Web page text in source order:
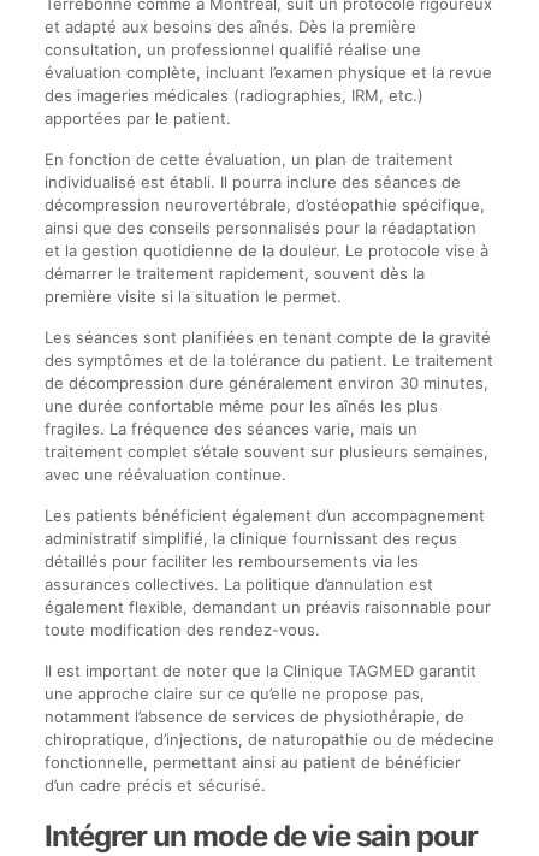
et adapté aux besoins des aînés. Dès la première
consultation, un professionnel qualifié réalise une
évaluation complète, incluant l’examen physique et la revue
des imageries médicales (radiographies, IRM, etc.)
apportées par le patient.
En fonction de cette évaluation, un plan de traitement
individualisé est établi. Il pourra inclure des séances de
décompression neurovertébrale, d’ostéopathie spécifique,
ainsi que des conseils personnalisés pour la réadaptation
et la gestion quotidienne de la douleur. Le protocole vise à
démarrer le traitement rapidement, souvent dès la
première visite si la situation le permet.
Les séances sont planifiées en tenant compte de la gravité
des symptômes et de la tolérance du patient. Le traitement
de décompression dure généralement environ 30 minutes,
une durée confortable même pour les aînés les plus
fragiles. La fréquence des séances varie, mais un
traitement complet s’étale souvent sur plusieurs semaines,
avec une réévaluation continue.
Les patients bénéficient également d’un accompagnement
administratif simplifié, la clinique fournissant des reçus
détaillés pour faciliter les remboursements via les
assurances collectives. La politique d’annulation est
également flexible, demandant un préavis raisonnable pour
toute modification des rendez-vous.
Il est important de noter que la Clinique TAGMED garantit
une approche claire sur ce qu’elle ne propose pas,
notamment l’absence de services de physiothérapie, de
chiropratique, d’injections, de naturopathie ou de médecine
fonctionnelle, permettant ainsi au patient de bénéficier
d’un cadre précis et sécurisé.
Intégrer un mode de vie sain pour